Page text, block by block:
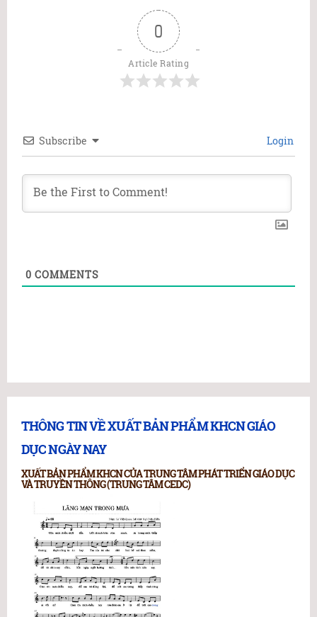
0
Article Rating
Subscribe Login
0 COMMENTS
THÔNG TIN VỀ XUẤT BẢN PHẨM KHCN GIÁO
DỤC NGÀY NAY
XUẤT BẢN PHẨM KHCN CỦA TRUNG TÂM PHÁT TRIỂN GIÁO DỤC
VÀ TRUYỀN THÔNG (TRUNG TÂM CEDC)